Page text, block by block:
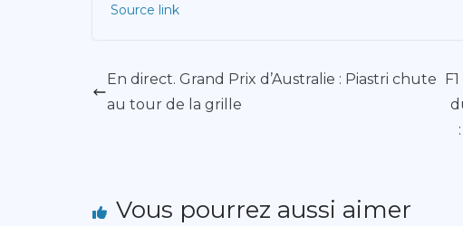
Source link
En direct. Grand Prix d’Australie : Piastri chute
au tour de la grille
Vous pourrez aussi aimer